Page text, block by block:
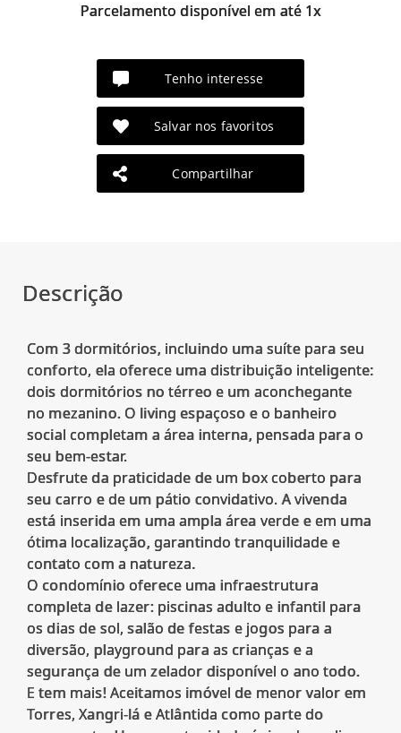
Parcelamento disponível em até 1x
Tenho interesse
Salvar nos favoritos
Compartilhar
Descrição
Com 3 dormitórios, incluindo uma suíte para seu
conforto, ela oferece uma distribuição inteligente:
dois dormitórios no térreo e um aconchegante
no mezanino. O living espaçoso e o banheiro
social completam a área interna, pensada para o
seu bem-estar.
Desfrute da praticidade de um box coberto para
seu carro e de um pátio convidativo. A vivenda
está inserida em uma ampla área verde e em uma
ótima localização, garantindo tranquilidade e
contato com a natureza.
O condomínio oferece uma infraestrutura
completa de lazer: piscinas adulto e infantil para
os dias de sol, salão de festas e jogos para a
diversão, playground para as crianças e a
segurança de um zelador disponível o ano todo.
E tem mais! Aceitamos imóvel de menor valor em
Torres, Xangri-lá e Atlântida como parte do